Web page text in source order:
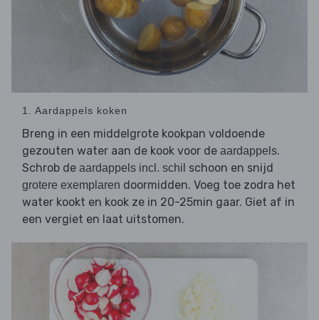
1. Aardappels koken
Breng in een middelgrote kookpan voldoende
gezouten water aan de kook voor de aardappels.
Schrob de aardappels incl. schil schoon en snijd
grotere exemplaren doormidden. Voeg toe zodra het
water kookt en kook ze in 20-25min gaar. Giet af in
een vergiet en laat uitstomen.